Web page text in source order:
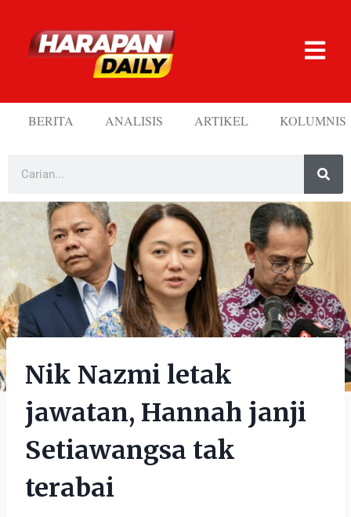
BERITA ANALISIS ARTIKEL KOLUMNIS
Nik Nazmi letak
jawatan, Hannah janji
Setiawangsa tak
terabai